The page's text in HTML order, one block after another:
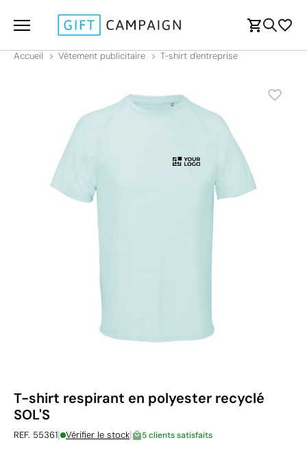
Accueil Vêtement publicitaire T-shirt d'entreprise
T-shirt respirant en polyester recyclé
SOL'S
REF. 55361| Vérifier le stock| 5 clients satisfaits